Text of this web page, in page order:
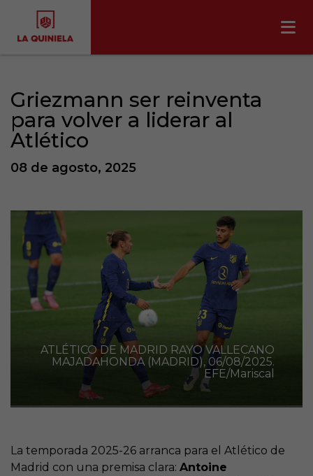
Griezmann ser reinventa
para volver a liderar al
Atlético
08 de agosto, 2025
ATLÉTICO DE MADRID RAYO VALLECANO
MAJADAHONDA (MADRID), 06/08/2025.
EFE/Mariscal
La temporada 2025-26 arranca para el Atlético de
Madrid con una premisa clara: Antoine